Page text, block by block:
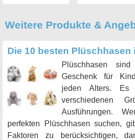
Weitere Produkte &
Die 10 besten Plüschhasen
Plüschhasen
Geschenk für
jeden Alters.
verschiedenen
Ausführungen.
perfekten Plüschhasen suchen,
Faktoren zu berücksichtigen,